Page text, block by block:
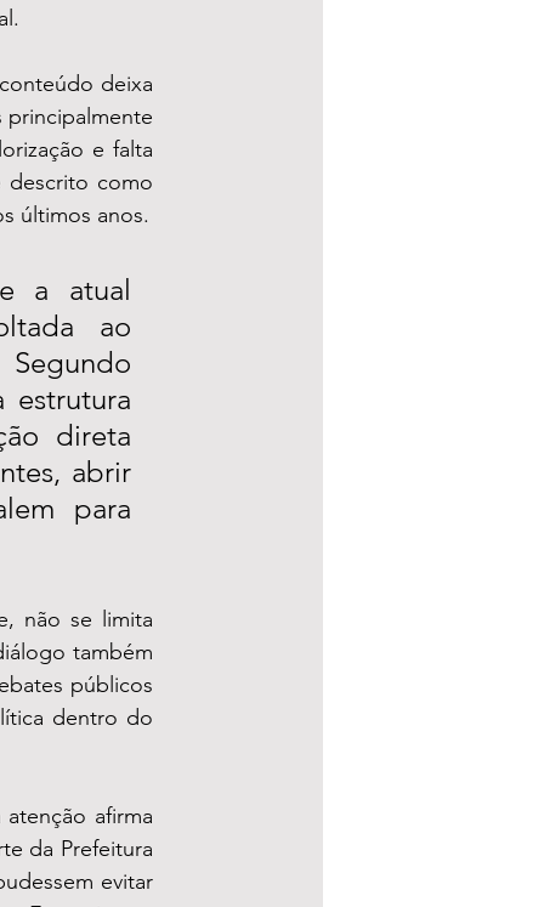
deixa
principalmente
e falta
descrito como
últimos anos.
a atual
ao
direta
abrir
para
não se limita
também
públicos
dentro do
afirma
da Prefeitura
evitar